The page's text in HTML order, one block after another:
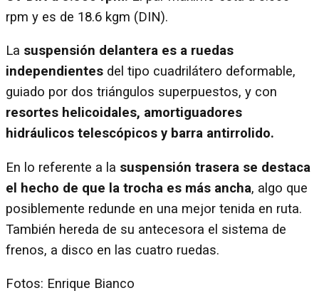
rpm y es de 18.6 kgm (DIN).
La suspensión delantera es a ruedas
independientes del tipo cuadrilátero deformable,
guiado por dos triángulos superpuestos, y con
resortes helicoidales, amortiguadores
hidráulicos telescópicos y barra antirrolido.
En lo referente a la suspensión trasera se destaca
el hecho de que la trocha es más ancha, algo que
posiblemente redunde en una mejor tenida en ruta.
También hereda de su antecesora el sistema de
frenos, a disco en las cuatro ruedas.
Fotos: Enrique Bianco